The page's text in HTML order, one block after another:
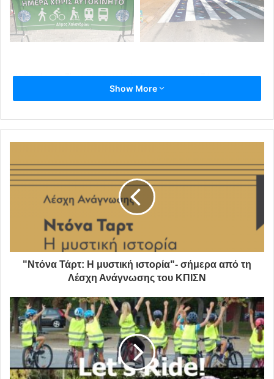
Μαθητές, μαζί με τους γονείς τους και εργαζόμενοι στα
τμήματα Συγκοινωνιών και
Έλενας Χριστούλη και Παιδείας Ιωάννας Αθανασάτου,
Χαλανδρίου Σίμου Ρούσσου, σχεδίασαν πολύχρωμες
διαβάσεις μπροστά από
το 1 ο , 2 ο και 5 ο Δημοτικό Σχολείο Χαλανδρίου.
Η δράση υλοποιήθηκεμε όλα τα αναγκαία μέτρα
Show More
"Ντόνα Τάρτ: Η μυστική ιστορία"- σήμερα από τη
Λέσχη Ανάγνωσης του ΚΠΙΣΝ